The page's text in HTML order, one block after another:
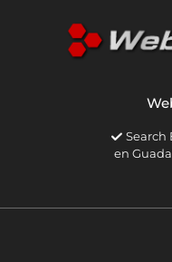
Search
en